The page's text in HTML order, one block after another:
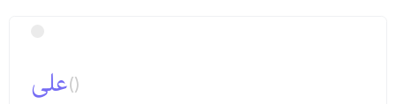
علی()